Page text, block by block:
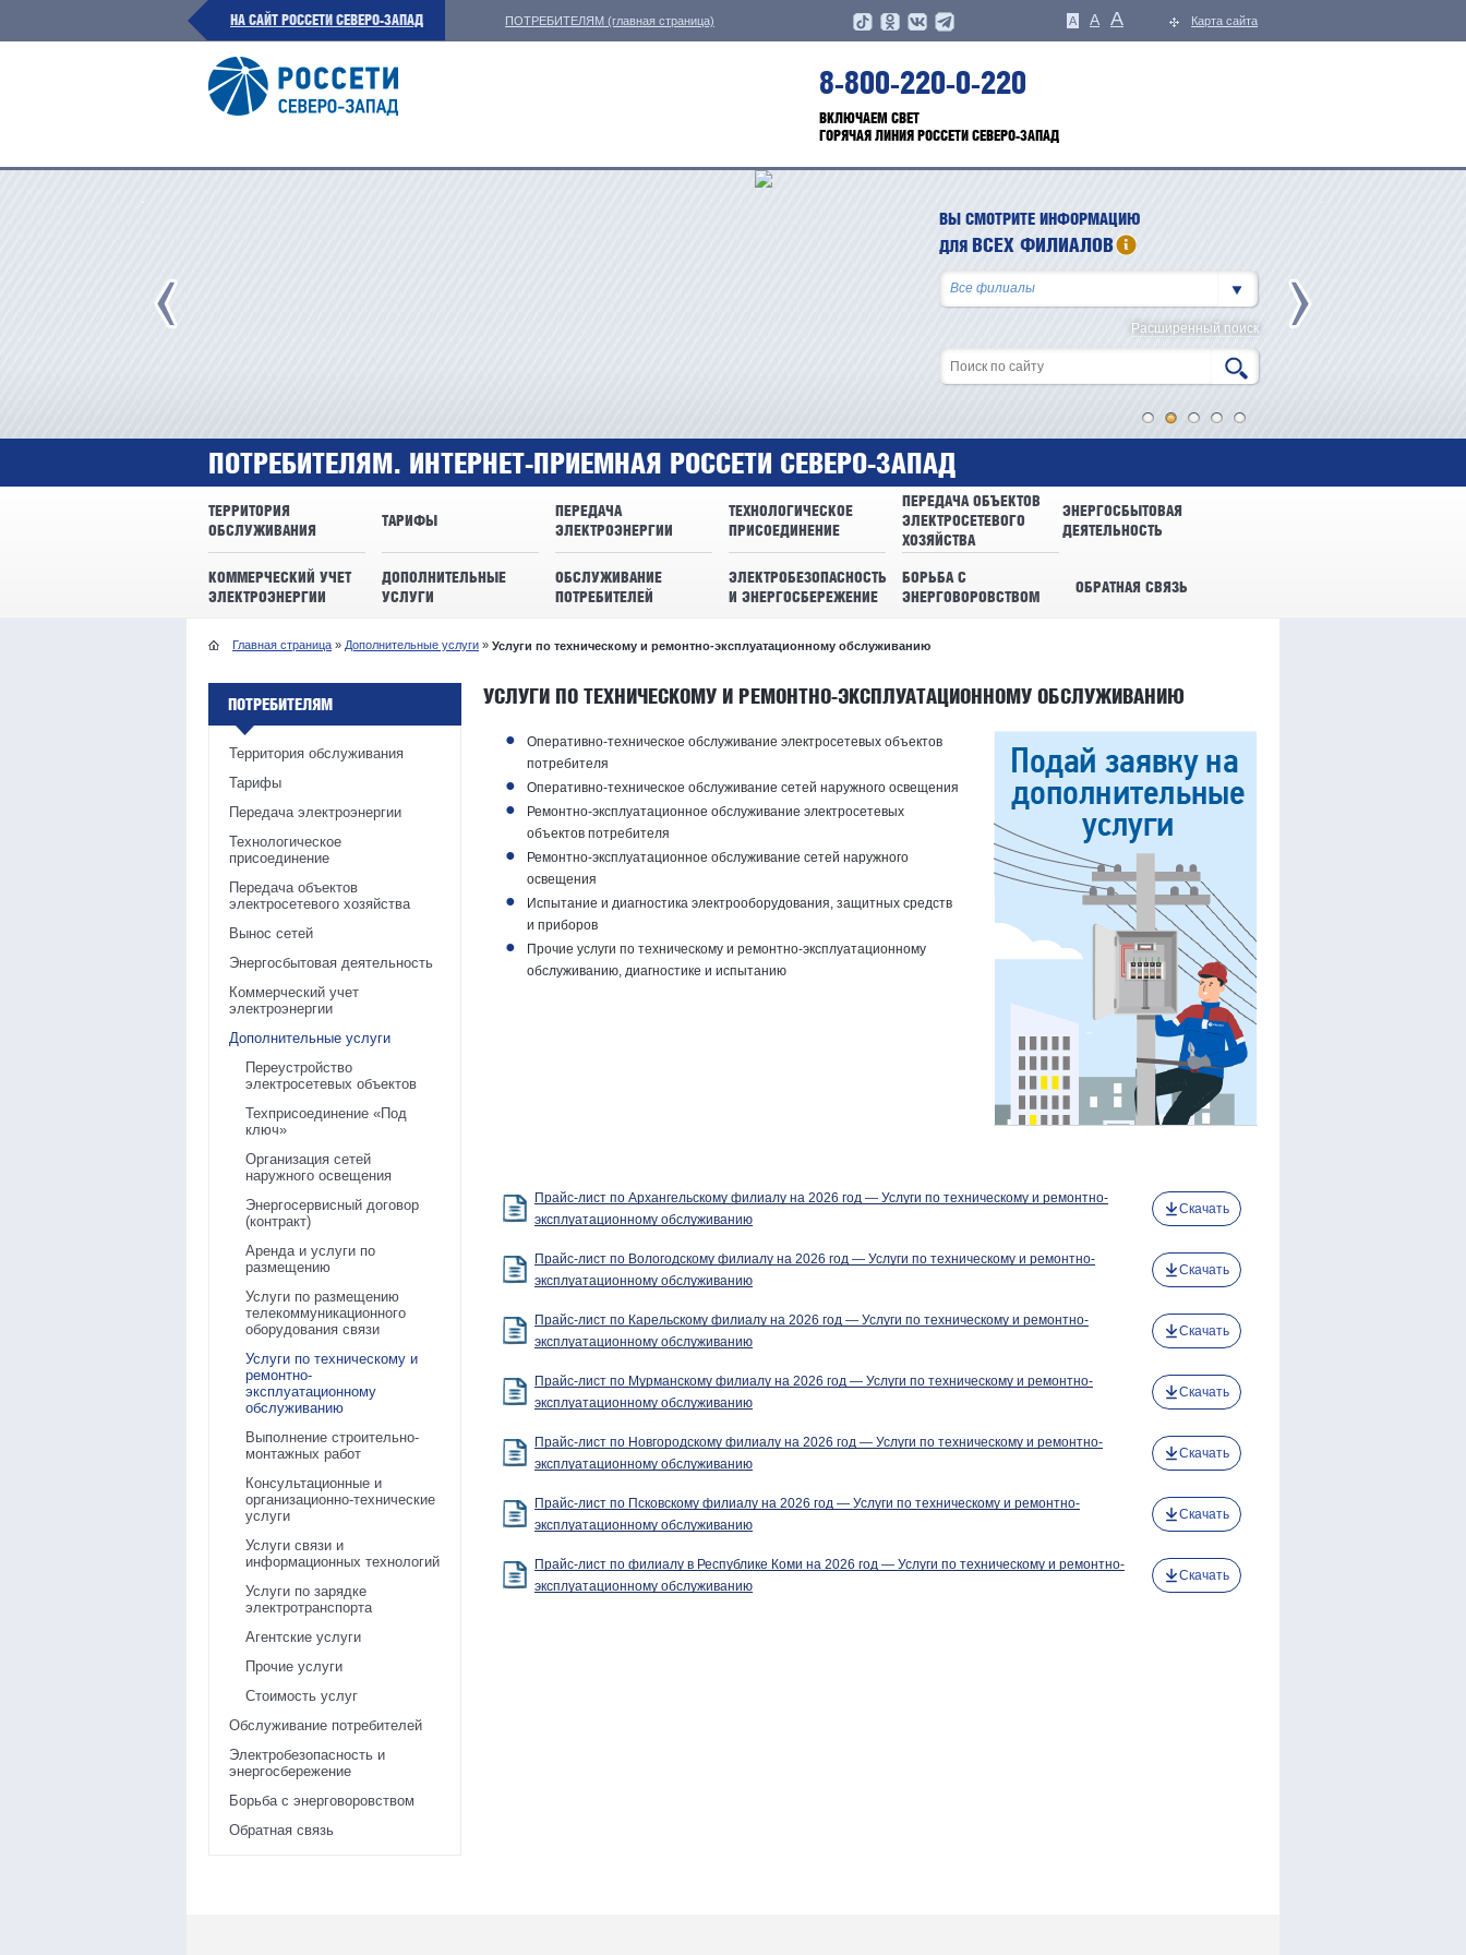
НА САЙТ РОССЕТИ СЕВЕРО-ЗАПАД ПОТРЕБИТЕЛЯМ (главная страница) Карта сайта
A A A
8-800-220-0-220
ВКЛЮЧАЕМ СВЕТ
ГОРЯЧАЯ ЛИНИЯ РОССЕТИ СЕВЕРО-ЗАПАД
ВЫ СМОТРИТЕ ИНФОРМАЦИЮ
ДЛЯ ВСЕХ ФИЛИАЛОВ
Расширенный поиск
ПОТРЕБИТЕЛЯМ. ИНТЕРНЕТ-ПРИЕМНАЯ РОССЕТИ СЕВЕРО-ЗАПАД
ТЕРРИТОРИЯ
ОБСЛУЖИВАНИЯ
ТАРИФЫ
ПЕРЕДАЧА
ЭЛЕКТРОЭНЕРГИИ
ТЕХНОЛОГИЧЕСКОЕ
ПРИСОЕДИНЕНИЕ
ПЕРЕДАЧА ОБЪЕКТОВ
ЭЛЕКТРОСЕТЕВОГО
ХОЗЯЙСТВА
ЭНЕРГОСБЫТОВАЯ
ДЕЯТЕЛЬНОСТЬ
КОММЕРЧЕСКИЙ УЧЕТ
ЭЛЕКТРОЭНЕРГИИ
ДОПОЛНИТЕЛЬНЫЕ
УСЛУГИ
ОБСЛУЖИВАНИЕ
ПОТРЕБИТЕЛЕЙ
ЭЛЕКТРОБЕЗОПАСНОСТЬ
И ЭНЕРГОСБЕРЕЖЕНИЕ
БОРЬБА С
ЭНЕРГОВОРОВСТВОМ
ОБРАТНАЯ СВЯЗЬ
Главная страница » Дополнительные услуги » Услуги по техническому и ремонтно-эксплуатационному обслуживанию
ПОТРЕБИТЕЛЯМ
Территория обслуживания
Тарифы
Передача электроэнергии
Технологическое
присоединение
Передача объектов
электросетевого хозяйства
Вынос сетей
Энергосбытовая деятельность
Коммерческий учет
электроэнергии
Дополнительные услуги
Переустройство
электросетевых объектов
Техприсоединение «Под
ключ»
Организация сетей
наружного освещения
Энергосервисный договор
(контракт)
Аренда и услуги по
размещению
Услуги по размещению
телекоммуникационного
оборудования связи
Услуги по техническому и
ремонтно-
эксплуатационному
обслуживанию
Выполнение строительно-
монтажных работ
Консультационные и
организационно-технические
услуги
Услуги связи и
информационных технологий
Услуги по зарядке
электротранспорта
Агентские услуги
Прочие услуги
Стоимость услуг
Обслуживание потребителей
Электробезопасность и
энергосбережение
Борьба с энерговоровством
Обратная связь
УСЛУГИ ПО ТЕХНИЧЕСКОМУ И РЕМОНТНО-ЭКСПЛУАТАЦИОННОМУ ОБСЛУЖИВАНИЮ
Оперативно-техническое обслуживание электросетевых объектов
потребителя
Оперативно-техническое обслуживание сетей наружного освещения
Ремонтно-эксплуатационное обслуживание электросетевых
объектов потребителя
Ремонтно-эксплуатационное обслуживание сетей наружного
освещения
Испытание и диагностика электрооборудования, защитных средств
и приборов
Прочие услуги по техническому и ремонтно-эксплуатационному
обслуживанию, диагностике и испытанию
Прайс-лист по Архангельскому филиалу на 2026 год — Услуги по техническому и ремонтно-
эксплуатационному обслуживанию
Скачать
Прайс-лист по Вологодскому филиалу на 2026 год — Услуги по техническому и ремонтно-
эксплуатационному обслуживанию
Скачать
Прайс-лист по Карельскому филиалу на 2026 год — Услуги по техническому и ремонтно-
эксплуатационному обслуживанию
Скачать
Прайс-лист по Мурманскому филиалу на 2026 год — Услуги по техническому и ремонтно-
эксплуатационному обслуживанию
Скачать
Прайс-лист по Новгородскому филиалу на 2026 год — Услуги по техническому и ремонтно-
эксплуатационному обслуживанию
Скачать
Прайс-лист по Псковскому филиалу на 2026 год — Услуги по техническому и ремонтно-
эксплуатационному обслуживанию
Скачать
Прайс-лист по филиалу в Республике Коми на 2026 год — Услуги по техническому и ремонтно-
эксплуатационному обслуживанию
Скачать